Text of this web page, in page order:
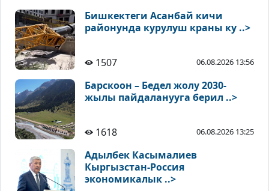
Бишкектеги Асанбай кичи
районунда курулуш краны ку ..>
1507 06.08.2026 13:56
Барскоон – Бедел жолу 2030-
жылы пайдаланууга берил ..>
1618 06.08.2026 13:25
Адылбек Касымалиев
Кыргызстан-Россия
экономикалык ..>